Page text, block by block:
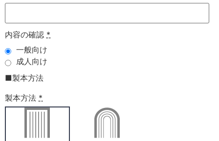
内容の確認 *
一般向け
成人向け
■製本方法
製本方法 *